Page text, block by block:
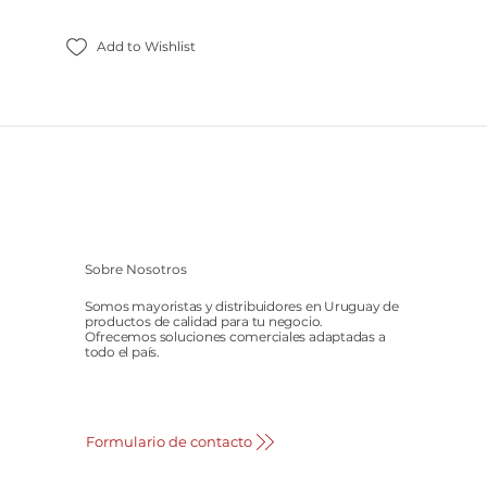
Add to Wishlist
Sobre Nosotros
Somos mayoristas y distribuidores en Uruguay de
productos de calidad para tu negocio.
Ofrecemos soluciones comerciales adaptadas a
todo el país.
Formulario de contacto